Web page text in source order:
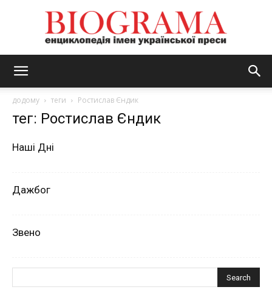
додому теги Ростислав Єндик
тег: Ростислав Єндик
Наші Дні
Дажбог
Звено